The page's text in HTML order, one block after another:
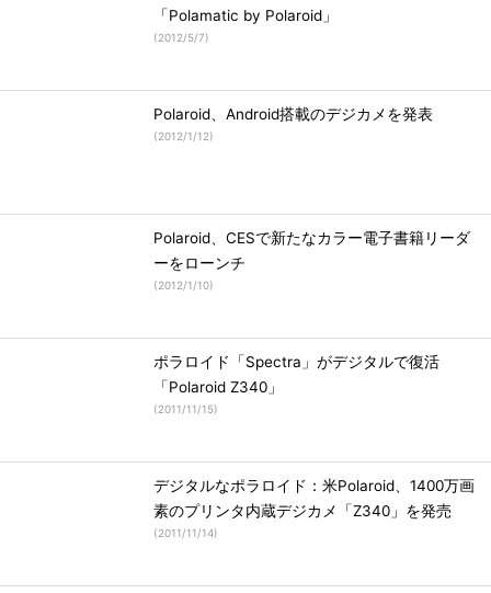
「Polamatic by Polaroid」
(2012/5/7)
Polaroid、Android搭載のデジカメを発表
(2012/1/12)
Polaroid、CESで新たなカラー電子書籍リーダ
ーをローンチ
(2012/1/10)
ポラロイド「Spectra」がデジタルで復活
「Polaroid Z340」
(2011/11/15)
デジタルなポラロイド：米Polaroid、1400万画
素のプリンタ内蔵デジカメ「Z340」を発売
(2011/11/14)